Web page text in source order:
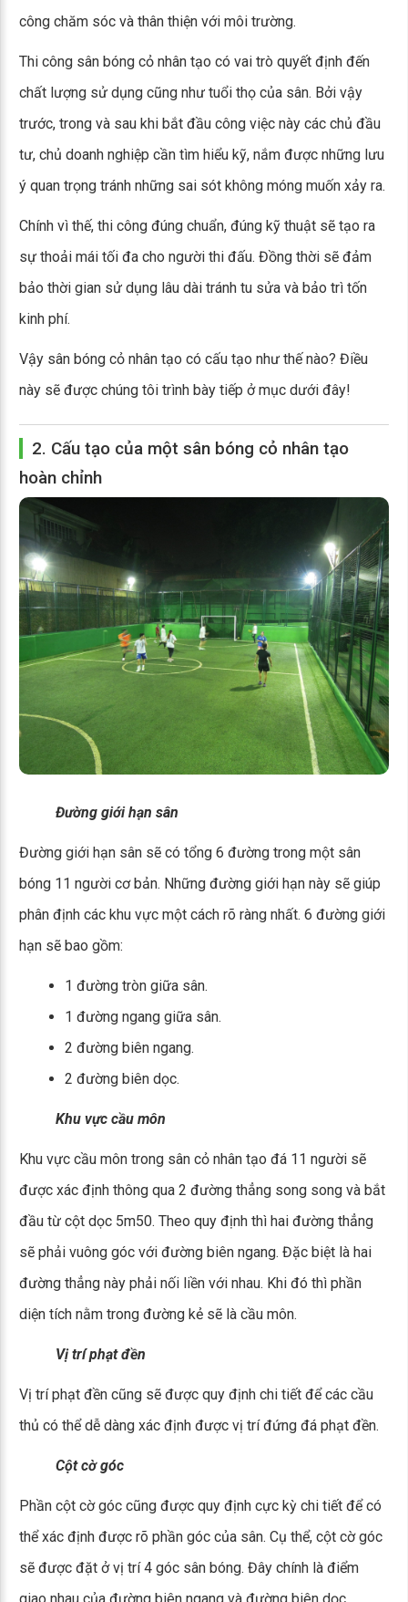
công chăm sóc và thân thiện với môi trường.
Thi công sân bóng cỏ nhân tạo có vai trò quyết định đến
chất lượng sử dụng cũng như tuổi thọ của sân. Bởi vậy
trước, trong và sau khi bắt đầu công việc này các chủ đầu
tư, chủ doanh nghiệp cần tìm hiểu kỹ, nắm được những lưu
ý quan trọng tránh những sai sót không móng muốn xảy ra.
Chính vì thế, thi công đúng chuẩn, đúng kỹ thuật sẽ tạo ra
sự thoải mái tối đa cho người thi đấu. Đồng thời sẽ đảm
bảo thời gian sử dụng lâu dài tránh tu sửa và bảo trì tốn
kinh phí.
Vậy sân bóng cỏ nhân tạo có cấu tạo như thế nào? Điều
này sẽ được chúng tôi trình bày tiếp ở mục dưới đây!
2. Cấu tạo của một sân bóng cỏ nhân tạo
hoàn chỉnh
Đường giới hạn sân
Đường giới hạn sân sẽ có tổng 6 đường trong một sân
bóng 11 người cơ bản. Những đường giới hạn này sẽ giúp
phân định các khu vực một cách rõ ràng nhất. 6 đường giới
hạn sẽ bao gồm:
1 đường tròn giữa sân.
1 đường ngang giữa sân.
2 đường biên ngang.
2 đường biên dọc.
Khu vực cầu môn
Khu vực cầu môn trong sân cỏ nhân tạo đá 11 người sẽ
được xác định thông qua 2 đường thẳng song song và bắt
đầu từ cột dọc 5m50. Theo quy định thì hai đường thẳng
sẽ phải vuông góc với đường biên ngang. Đặc biệt là hai
đường thẳng này phải nối liền với nhau. Khi đó thì phần
diện tích nằm trong đường kẻ sẽ là cầu môn.
Vị trí phạt đền
Vị trí phạt đền cũng sẽ được quy định chi tiết để các cầu
thủ có thể dễ dàng xác định được vị trí đứng đá phạt đền.
Cột cờ góc
Phần cột cờ góc cũng được quy định cực kỳ chi tiết để có
thể xác định được rõ phần góc của sân. Cụ thể, cột cờ góc
sẽ được đặt ở vị trí 4 góc sân bóng. Đây chính là điểm